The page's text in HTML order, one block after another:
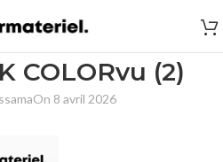
COLORvu (2)
On 8 avril 2026